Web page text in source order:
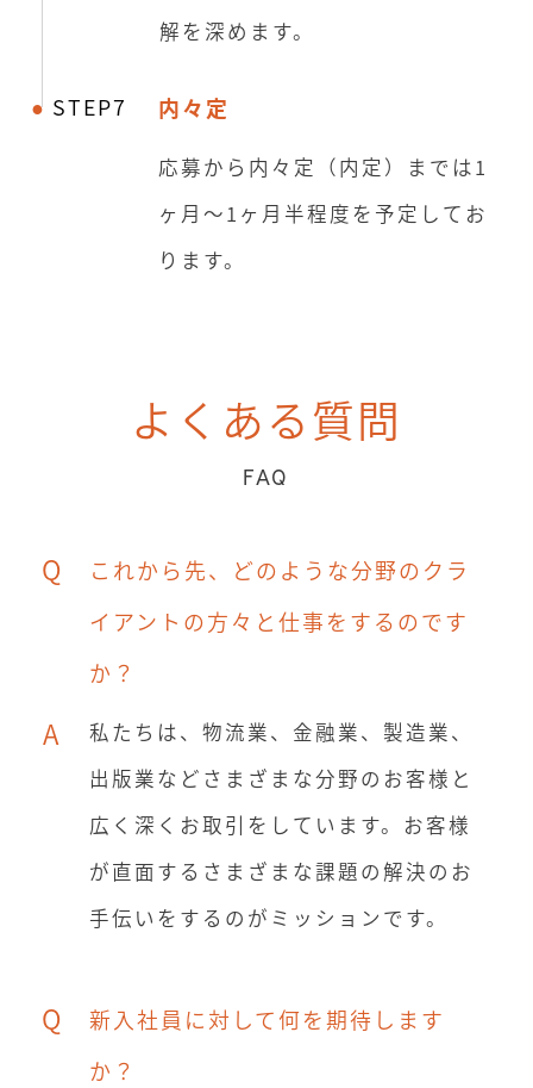
解を深めます。
STEP7 内々定
応募から内々定（内定）までは1
ヶ月～1ヶ月半程度を予定してお
ります。
よくある質問
FAQ
Q
これから先、どのような分野のクラ
イアントの方々と仕事をするのです
か？
A
私たちは、物流業、金融業、製造業、
出版業などさまざまな分野のお客様と
広く深くお取引をしています。お客様
が直面するさまざまな課題の解決のお
手伝いをするのがミッションです。
Q
新入社員に対して何を期待します
か？